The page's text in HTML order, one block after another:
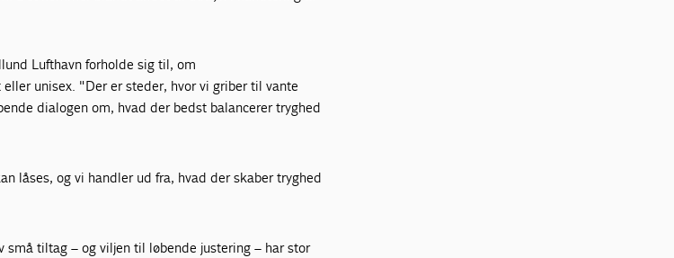
Lufthavn forholde sig til, om
unisex. "Der er steder, hvor vi griber til vante
dialogen om, hvad der bedst balancerer tryghed
låses, og vi handler ud fra, hvad der skaber tryghed
små tiltag – og viljen til løbende justering – har stor